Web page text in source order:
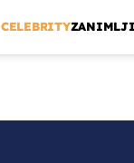
CELEBRITY